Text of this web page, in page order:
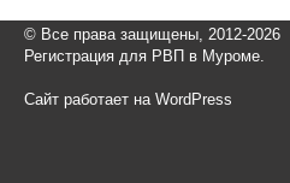
© Все права защищены, 2012-2026
Регистрация для РВП в Муроме.
Сайт работает на WordPress